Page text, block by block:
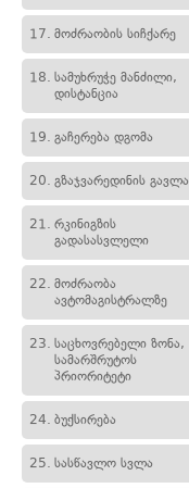
17. მოძრაობის სიჩქარე
18. სამუხრუჭე მანძილი,
დისტანცია
19. გაჩერება დგომა
20. გზაჯვარედინის გავლა
21. რკინიგზის
გადასასვლელი
22. მოძრაობა
ავტომაგისტრალზე
23. საცხოვრებელი ზონა,
სამარშრუტოს
პრიორიტეტი
24. ბუქსირება
25. სასწავლო სვლა